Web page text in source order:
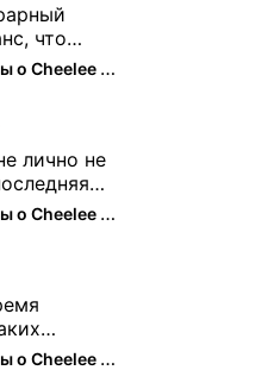
что
если
потом
Чат, форум и отзывы о Cheelee (CHEELEE) - The Hedger
лично не
айфон Чат, форум и отзывы о Cheelee (CHEELEE) - The Hedger
проекта уЧат, форум и отзывы о Cheelee (CHEELEE) - The Hedger